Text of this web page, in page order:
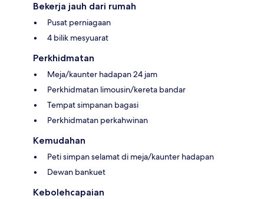
Bekerja jauh dari rumah
Pusat perniagaan
4 bilik mesyuarat
Perkhidmatan
Meja/kaunter hadapan 24 jam
Perkhidmatan limousin/kereta bandar
Tempat simpanan bagasi
Perkhidmatan perkahwinan
Kemudahan
Peti simpan selamat di meja/kaunter hadapan
Dewan bankuet
Kebolehcapaian